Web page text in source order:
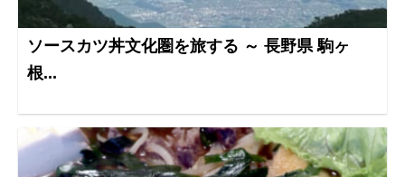
ソースカツ丼文化圏を旅する ～ 長野県 駒ヶ
根...